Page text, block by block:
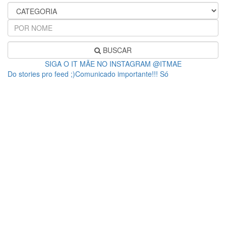
BUSCAR
SIGA O IT MÃE NO INSTAGRAM @ITMAE
Do stories pro feed ;)Comunicado importante!!! Só